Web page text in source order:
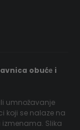
obućе i
umnožavanje
koji se nalaze na
Slika